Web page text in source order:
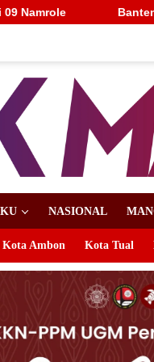
Raya Bertolak ke
NASIONAL
Kota Ambon Kota Tual